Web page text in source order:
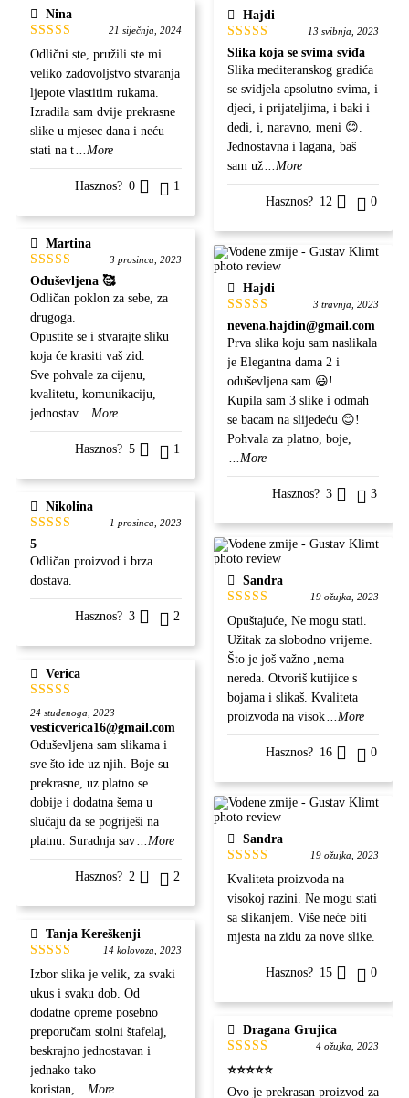
Nina
Ocjenjeno
5od 5
21 siječnja, 2024
Odlični ste, pružili ste mi
veliko zadovoljstvo stvaranja
ljepote vlastitim rukama.
Izradila sam dvije prekrasne
slike u mjesec dana i neću
stati na t...More
Hasznos? 0 1
Martina
Ocjenjeno
5od 5
3 prosinca, 2023
Oduševljena 🥰
Odličan poklon za sebe, za
drugoga.
Opustite se i stvarajte sliku
koja će krasiti vaš zid.
Sve pohvale za cijenu,
kvalitetu, komunikaciju,
jednostav...More
Hasznos? 5 1
Nikolina
Ocjenjeno
5od 5
1 prosinca, 2023
5
Odličan proizvod i brza
dostava.
Hasznos? 3 2
Verica
Ocjenjeno
od 5
24 studenoga, 2023
vesticverica16@gmail.com
Oduševljena sam slikama i
sve što ide uz njih. Boje su
prekrasne, uz platno se
dobije i dodatna šema u
slučaju da se pogriješi na
platnu. Suradnja sav...More
Hasznos? 2 2
Tanja Kereškenji
Ocjenjeno
5od 5
14 kolovoza, 2023
Izbor slika je velik, za svaki
ukus i svaku dob. Od
dodatne opreme posebno
preporučam stolni štafelaj,
beskrajno jednostavan i
jednako tako
koristan, ...More
Hajdi
Ocjenjeno
5od 5
13 svibnja, 2023
Slika koja se svima sviđa
Slika mediteranskog gradića
se svidjela apsolutno svima, i
djeci, i prijateljima, i baki i
dedi, i, naravno, meni 😊.
Jednostavna i lagana, baš
sam už...More
Hasznos? 12 0
Hajdi
Ocjenjeno
5 od 5
3 travnja, 2023
nevena.hajdin@gmail.com
Prva slika koju sam naslikala
je Elegantna dama 2 i
oduševljena sam 😃!
Kupila sam 3 slike i odmah
se bacam na slijedeću 😊!
Pohvala za platno, boje,
...More
Hasznos? 3 3
Sandra
Ocjenjeno
5od 5
19 ožujka, 2023
Opuštajuće, Ne mogu stati.
Užitak za slobodno vrijeme.
Što je još važno ,nema
nereda. Otvoriš kutijice s
bojama i slikaš. Kvaliteta
proizvoda na visok...More
Hasznos? 16 0
Sandra
Ocjenjeno
5od 5
19 ožujka, 2023
Kvaliteta proizvoda na
visokoj razini. Ne mogu stati
sa slikanjem. Više neće biti
mjesta na zidu za nove slike.
Hasznos? 15 0
Dragana Grujica
Ocjenjeno
5od 5
4 ožujka, 2023
⭐⭐⭐⭐⭐
Ovo je prekrasan proizvod za